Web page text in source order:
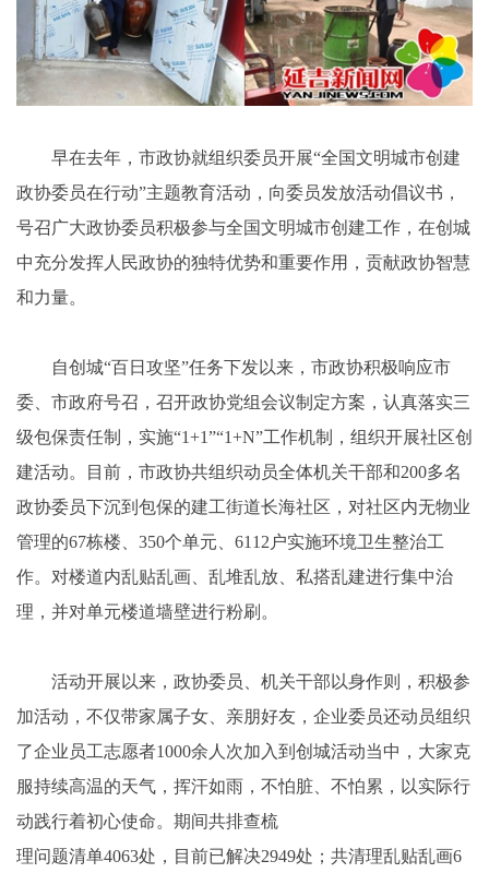
早在去年，市政协就组织委员开展“全国文明城市创建
政协委员在行动”主题教育活动，向委员发放活动倡议书，
号召广大政协委员积极参与全国文明城市创建工作，在创城
中充分发挥人民政协的独特优势和重要作用，贡献政协智慧
和力量。
自创城“百日攻坚”任务下发以来，市政协积极响应市
委、市政府号召，召开政协党组会议制定方案，认真落实三
级包保责任制，实施“1+1”“1+N”工作机制，组织开展社区创
建活动。目前，市政协共组织动员全体机关干部和200多名
政协委员下沉到包保的建工街道长海社区，对社区内无物业
管理的67栋楼、350个单元、6112户实施环境卫生整治工
作。对楼道内乱贴乱画、乱堆乱放、私搭乱建进行集中治
理，并对单元楼道墙壁进行粉刷。
活动开展以来，政协委员、机关干部以身作则，积极参
加活动，不仅带家属子女、亲朋好友，企业委员还动员组织
了企业员工志愿者1000余人次加入到创城活动当中，大家克
服持续高温的天气，挥汗如雨，不怕脏、不怕累，以实际行
动践行着初心使命。期间共排查梳
理问题清单4063处，目前已解决2949处；共清理乱贴乱画6